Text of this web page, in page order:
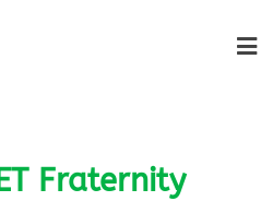
Fraternity